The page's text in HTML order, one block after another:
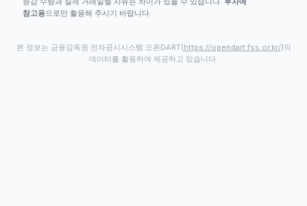
참고용으로만 활용해 주시기 바랍니다.
본 정보는 금융감독원 전자공시시스템 오픈DART(https://opendart.fss.or.kr/)의
데이터를 활용하여 제공하고 있습니다.